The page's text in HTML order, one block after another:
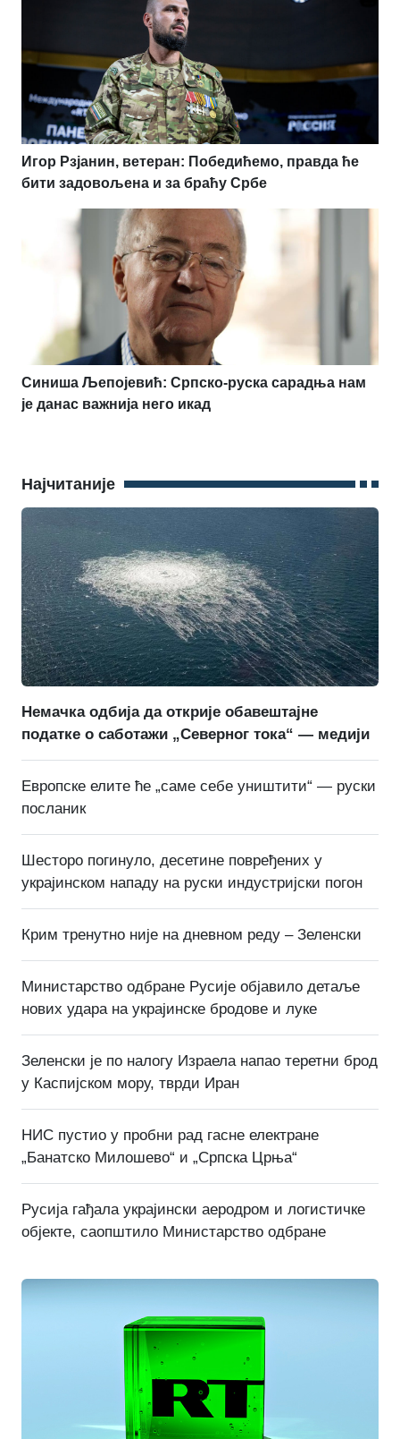
Игор Рзјанин, ветеран: Победићемо, правда ће
бити задовољена и за браћу Србе
Синиша Љепојевић: Српско-руска сарадња нам
је данас важнија него икад
Најчитаније
Немачка одбија да открије обавештајне
податке о саботажи „Северног тока“ — медији
Европске елите ће „саме себе уништити“ — руски
посланик
Шесторо погинуло, десетине повређених у
украјинском нападу на руски индустријски погон
Крим тренутно није на дневном реду – Зеленски
Министарство одбране Русије објавило детаље
нових удара на украјинске бродове и луке
Зеленски је по налогу Израела напао теретни брод
у Каспијском мору, тврди Иран
НИС пустио у пробни рад гасне електране
„Банатско Милошево“ и „Српска Црња“
Русија гађала украјински аеродром и логистичке
објекте, саопштило Министарство одбране